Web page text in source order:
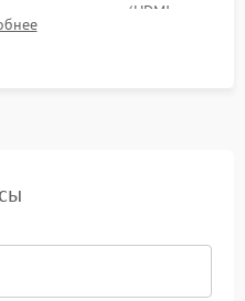
всех портов (HDMI,
под нагрузкой в